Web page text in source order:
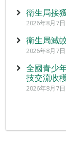
衛生局接
2026年8月7
衛生局滅
2026年8月7
全國青少
技交流收
2026年8月7